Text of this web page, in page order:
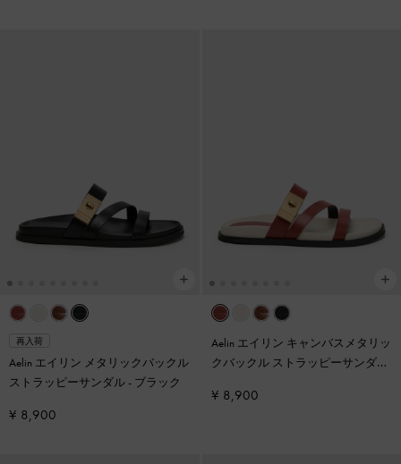
再入荷
Aelin エイリン メタリックバックル
ストラッピーサンダル- ブラック
¥ 8,900
Aelin エイリン キャンバスメタリッ
クバックル ストラッピーサンダル
¥ 8,900